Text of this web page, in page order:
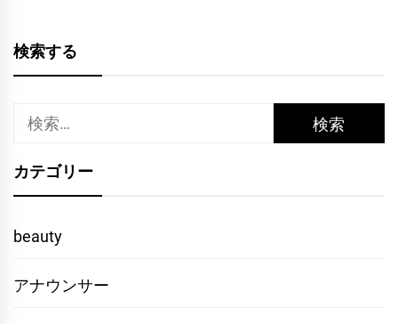
検索する
カテゴリー
beauty
アナウンサー